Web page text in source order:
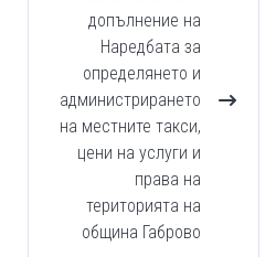
допълнение на
Наредбата за
определянето и
администрирането
на местните такси,
цени на услуги и
права на
територията на
община Габрово